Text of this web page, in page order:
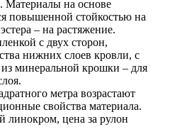
Материалы на основе
повышенной стойкостью на
– на растяжение.
с двух сторон,
нижних слоев кровли, с
минеральной крошки – для
метра возрастают
свойства материала.
линокром, цена за рулон